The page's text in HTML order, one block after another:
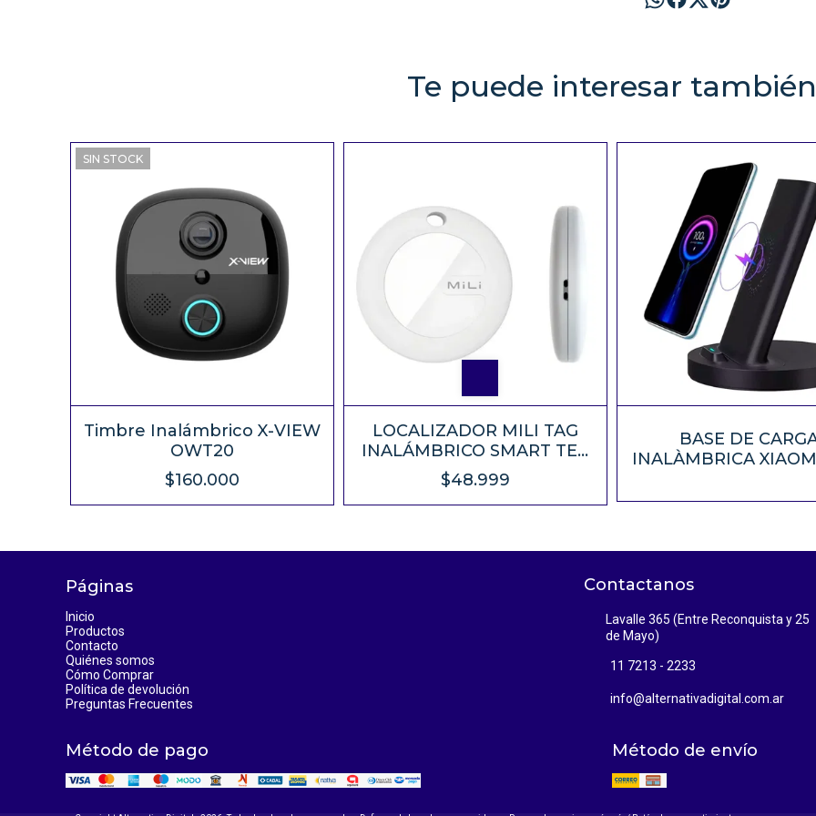
Te puede interesar también
SIN STOCK
Timbre Inalámbrico X-VIEW
OWT20
$160.000
LOCALIZADOR MILI TAG
INALÁMBRICO SMART TEK
CON LLAVERO
$48.999
BASE DE
INALÀMBRICA
Páginas
Inicio
Productos
Contacto
Quiénes somos
Cómo Comprar
Política de devolución
Preguntas Frecuentes
Contactanos
Lavalle 365 (Entre Reconquista y 25
de Mayo)
11 7213 - 2233
info@alternativadigital.com.ar
Método de pago Método de envío